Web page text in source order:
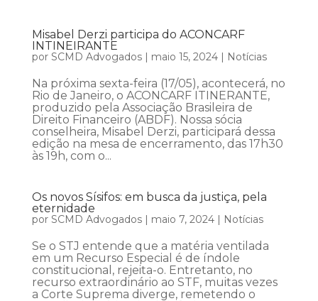
Misabel Derzi participa do ACONCARF
INTINEIRANTE
por SCMD Advogados| maio 15, 2024| Notícias
Na próxima sexta-feira (17/05), acontecerá, no
Rio de Janeiro, o ACONCARF ITINERANTE,
produzido pela Associação Brasileira de
Direito Financeiro (ABDF). Nossa sócia
conselheira, Misabel Derzi, participará dessa
edição na mesa de encerramento, das 17h30
às 19h, com o...
Os novos Sísifos: em busca da justiça, pela
eternidade
por SCMD Advogados| maio 7, 2024| Notícias
Se o STJ entende que a matéria ventilada
em um Recurso Especial é de índole
constitucional, rejeita-o. Entretanto, no
recurso extraordinário ao STF, muitas vezes
a Corte Suprema diverge, remetendo o